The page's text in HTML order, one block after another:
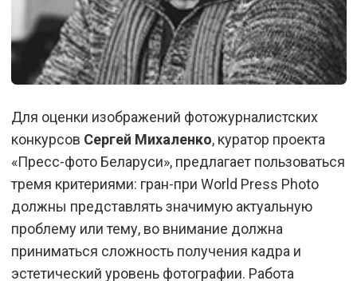
Для оценки изображений фотожурналистских
конкурсов Сергей Михаленко, куратор проекта
«Пресс-фото Беларуси», предлагает пользоваться
тремя критериями: гран-при World Press Photo
должны представлять значимую актуальную
проблему или тему, во внимание должна
приниматься сложность получения кадра и
эстетический уровень фотографии. Работа